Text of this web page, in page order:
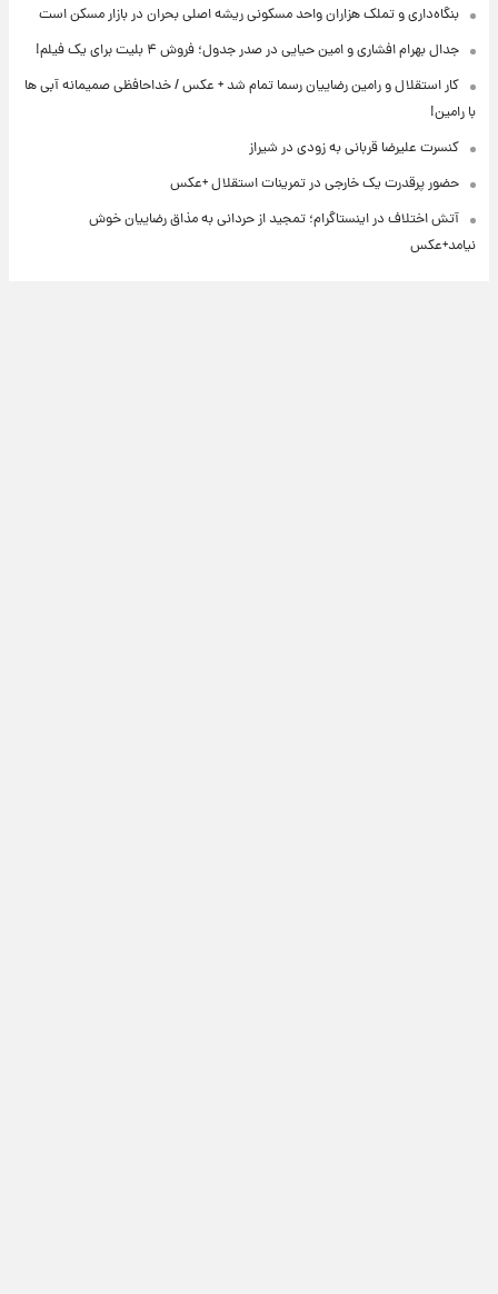
بنگاه‌داری و تملک هزاران واحد مسکونی ریشه اصلی بحران در بازار مسکن است
جدال بهرام افشاری و امین حیایی در صدر جدول؛ فروش ۴ بلیت برای یک فیلم!
کار استقلال و رامین رضاییان رسما تمام شد + عکس / خداحافظی صمیمانه آبی ها
با رامین!
کنسرت علیرضا قربانی به زودی در شیراز
حضور پرقدرت یک خارجی در تمرینات استقلال +عکس
آتش اختلاف در اینستاگرام؛ تمجید از حردانی به مذاق رضاییان خوش
نیامد+عکس